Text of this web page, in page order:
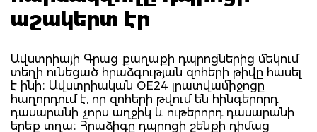
աշակերտ էր
Ավստրիայի Գրաց քաղաքի դպրոցներից մեկում
տեղի ունեցած հրաձգության զոհերի թիվը հասել
է ինի։ Ավստրիական OE24 լրատվամիջոցը
հաղորդում է, որ զոհերի թվում են հինգերորդ
դասարանի չորս աղջիկ և ութերորդ դասարանի
երեք տղա։ Հրաձիգը դպրոցի շենքի դիմաց